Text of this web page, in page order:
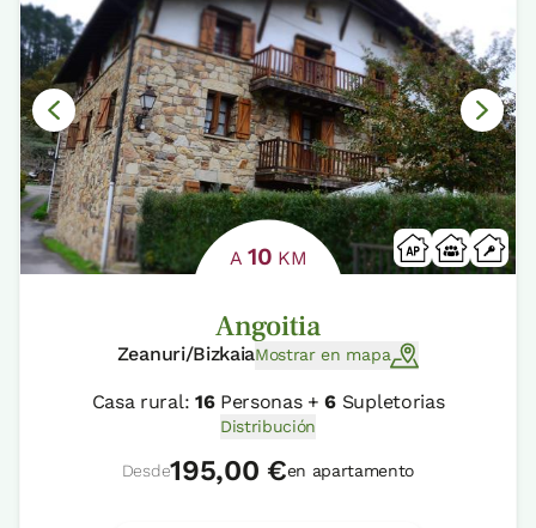
A 10 KM
Angoitia
Zeanuri/BizkaiaMostrar en mapa
Casa rural: 16Personas +6 Supletorias
Distribución
Desde195,00 €en apartamento